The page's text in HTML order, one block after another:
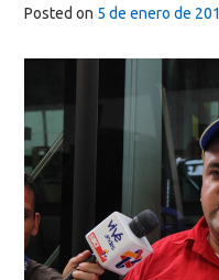
Posted on 5 de enero de